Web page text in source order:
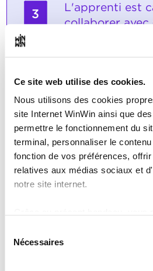
Ce site web utilise des cookies.
Nous utilisons des cookies
site Internet WinWin ainsi que
permettre le fonctionnement du
terminal, personnaliser le
fonction de vos préférences,
relatives aux médias sociaux et
notre site internet.
l’exception des cookies
fonctionnement du site. Une
cookies est accessible sous
Nécessaires
3
L'apprenti est
collaborer avec
avec des
activités socio-
et il adapte sa
d'une manière
aux
Note maximale: 6
fondamentale
communication
de référence et